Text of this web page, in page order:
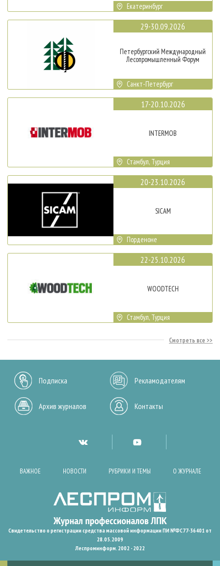
Екатеринбург
29-30.09.2026
Петербургский Международный
Лесопромышленный Форум
Санкт-Петербург
17-20.10.2026
INTERMOB
Стамбул, Турция
20-23.10.2026
SICAM
Порденоне
22-25.10.2026
WOODTECH
Стамбул, Турция
Смотреть все
Подписка Рекламодателям
Архив журналов Контакты
ВАЖНОЕ НОВОСТИ РУБРИКИ И ТЕМЫ О ЖУРНАЛЕ
Свидетельство о регистрации средства массовой информации ПИ №ФС77-36401 от
28.05.2009
Леспроминформ. 2002 - 2022